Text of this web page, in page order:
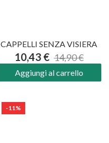
CAPPELLI SENZA VISIERA
10,43 € 14,90 €
Aggiungi al carrello
-11%